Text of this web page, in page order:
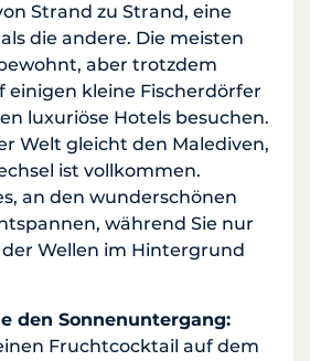
Strand zu Strand, eine
die andere. Die meisten
aber trotzdem
einigen kleine Fischerdörfer
luxuriöse Hotels besuchen.
Welt gleicht den Malediven,
ist vollkommen.
an den wunderschönen
während Sie nur
der Wellen im Hintergrund
den Sonnenuntergang:
Fruchtcocktail auf dem